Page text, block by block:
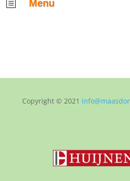
b Menu
Copyright © 2021